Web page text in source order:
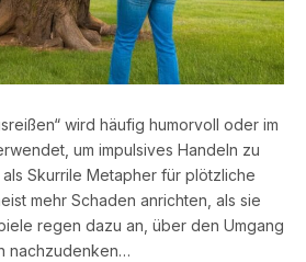
wird häufig humorvoll oder im
um impulsives Handeln zu
Skurrile Metapher für plötzliche
mehr Schaden anrichten, als sie
regen dazu an, über den Umgang
nachzudenken…